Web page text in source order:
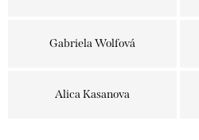
Gabriela Wolfová
Alica Kasanova